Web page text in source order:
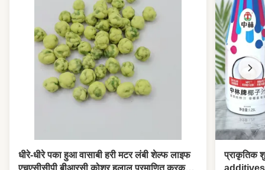
धीरे-धीरे पका हुआ वासाबी हरी मटर लंबी शेल्फ लाइफ
एचएसीसीपी बीआरसी कोशर हलाल प्रमाणित कुरकुरा
प्राकृतिक
additives